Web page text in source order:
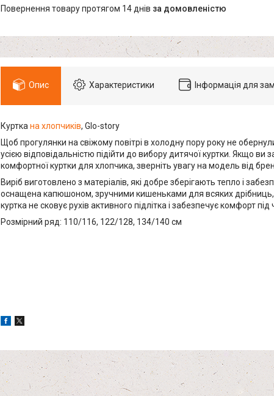
повернення товару протягом 14 днів за домовленістю
Опис Характеристики Інформація для
Курткана хлопчиків, Glo-story
Щоб прогулянки на свіжому повітрі в холодну пору року не
усією відповідальністю підійти до вибору дитячої куртки. Якщо ви
комфортної куртки для хлопчика, зверніть увагу на модель від
Виріб виготовлено з матеріалів, які добре зберігають тепло і
оснащена капюшоном, зручними кишеньками для всяких дрібниць,
куртка не сковує рухів активного підлітка і забезпечує комфорт
Розмірний ряд: 110/116, 122/128, 134/140 см